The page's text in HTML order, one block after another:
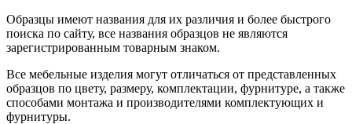
Образцы имеют названия для их различия и более быстрого
поиска по сайту, все названия образцов не являются
зарегистрированным товарным знаком.
Все мебельные изделия могут отличаться от представленных
образцов по цвету, размеру, комплектации, фурнитуре, а также
способами монтажа и производителями комплектующих и
фурнитуры.